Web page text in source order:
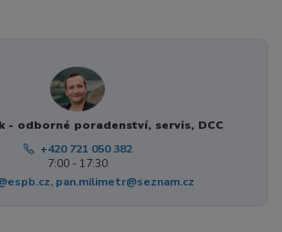
- odborné poradenství, servis, DCC
+420 721 050 382
7:00 - 17:30
pan.milimetr@seznam.cz